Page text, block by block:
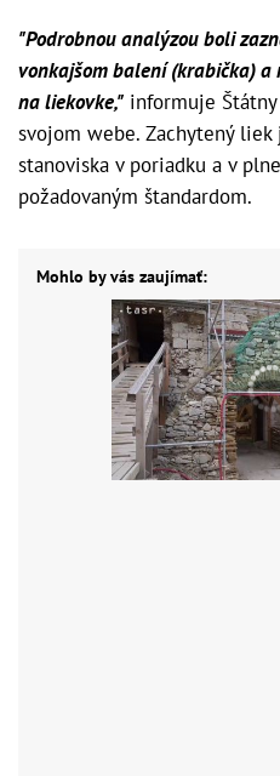
"Podrobnou analýzou boli
vonkajšom balení (krabička) a
na liekovke," informuje
svojom webe. Zachytený
stanoviska v poriadku a v
požadovaným štandardom.
Mohlo by vás zaujímať: